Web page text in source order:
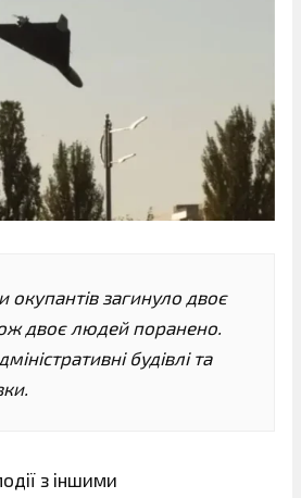
окупантів загинуло двоє
двоє людей поранено.
будівлі та
з іншими